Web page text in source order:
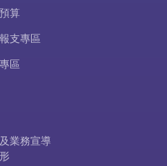
算
支專區
區
業務宣導